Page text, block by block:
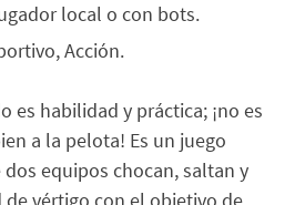
local o con bots.
Acción.
es habilidad y práctica; ¡no es
a la pelota! Es un juego
equipos chocan, saltan y
vértigo con el objetivo de